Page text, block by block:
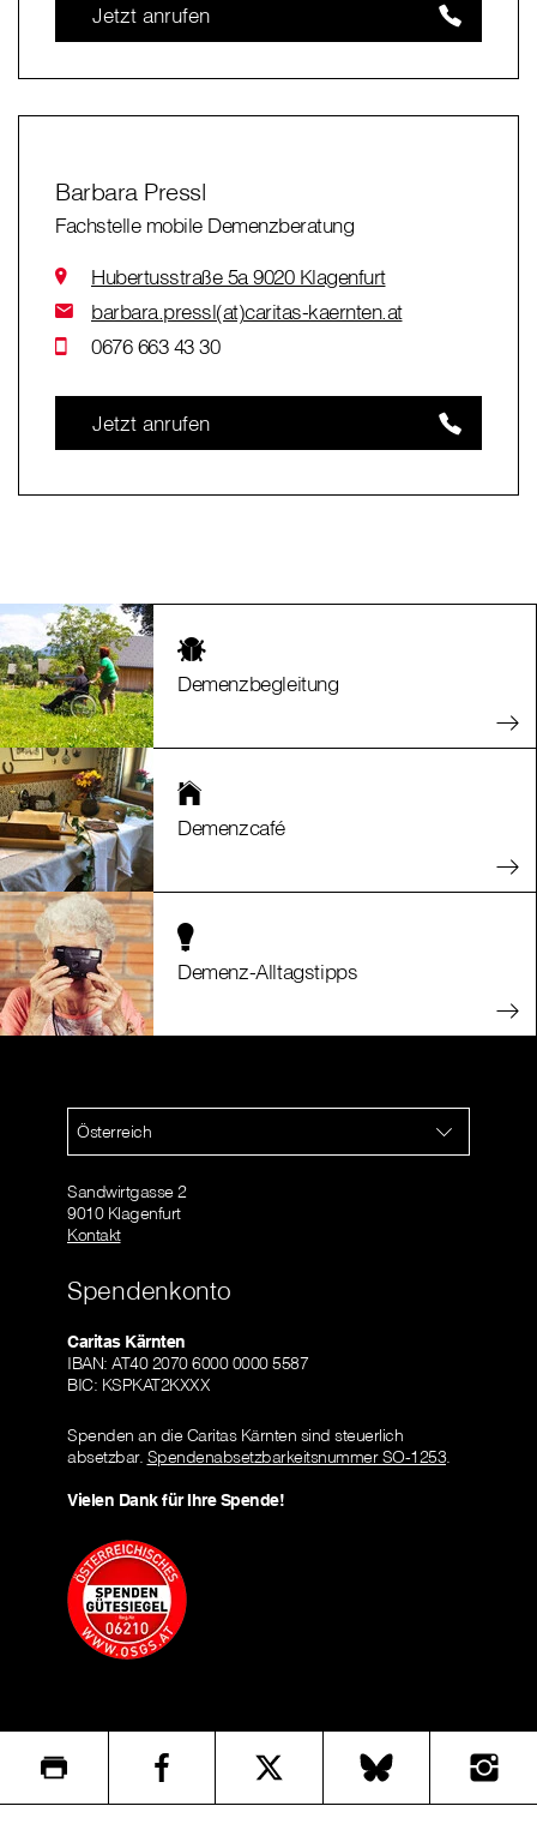
Jetzt anrufen
Barbara Pressl
Fachstelle mobile Demenzberatung
Hubertusstraße 5a 9020 Klagenfurt
barbara.pressl(at)caritas-kaernten.at
0676 663 43 30
Jetzt anrufen
Demenzbegleitung
Demenzcafé
Demenz-Alltagstipps
Österreich
Sandwirtgasse 2
9010 Klagenfurt
Kontakt
Spendenkonto
Caritas Kärnten
IBAN: AT40 2070 6000 0000 5587
BIC: KSPKAT2KXXX
Spenden an die Caritas Kärnten sind steuerlich
absetzbar. Spendenabsetzbarkeitsnummer SO-1253.
Vielen Dank für Ihre Spende!